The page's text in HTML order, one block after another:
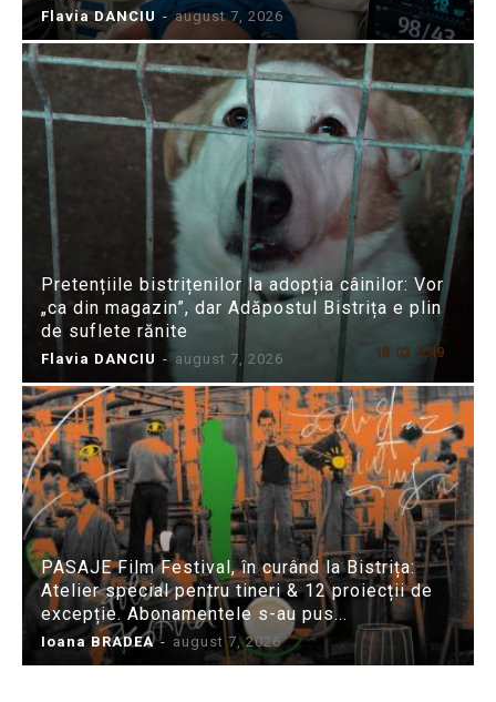
Flavia DANCIU - august 7, 2026
Pretențiile bistrițenilor la adopția câinilor: Vor
„ca din magazin”, dar Adăpostul Bistrița e plin
de suflete rănite
Flavia DANCIU - august 7, 2026
PASAJE Film Festival, în curând la Bistrița:
Atelier special pentru tineri & 12 proiecții de
excepție. Abonamentele s-au pus...
Ioana BRADEA - august 7, 2026